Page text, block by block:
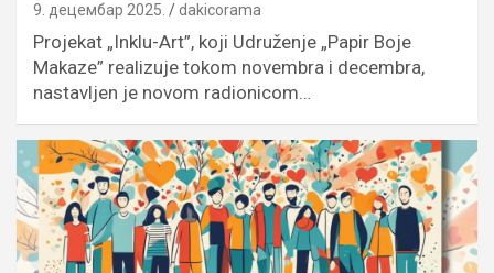
9. децембар 2025. dakicorama
Projekat „Inklu-Art”, koji Udruženje „Papir Boje
Makaze” realizuje tokom novembra i decembra,
nastavljen je novom radionicom…